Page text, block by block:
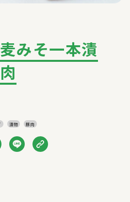
みそ一本漬
漬物 豚肉